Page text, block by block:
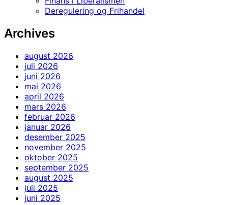
Deregulering og Frihandel
Archives
august 2026
juli 2026
juni 2026
mai 2026
april 2026
mars 2026
februar 2026
januar 2026
desember 2025
november 2025
oktober 2025
september 2025
august 2025
juli 2025
juni 2025